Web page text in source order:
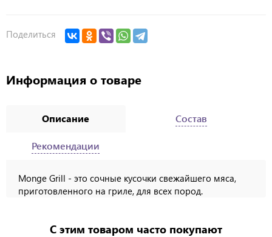
Поделиться
Информация о товаре
Описание
Monge Grill - это сочные кусочки свежайшего мяса,
приготовленного на гриле, для всех пород.
Состав
Рекомендации
С этим товаром часто покупают